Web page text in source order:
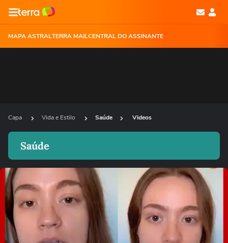
MAPA ASTRALTERRA MAILCENTRAL DO ASSINANTE
Capa Vida e Estilo Saúde Videos
Saúde
Ops!
Não foi possível reproduzir o vídeo
Tentar novamente